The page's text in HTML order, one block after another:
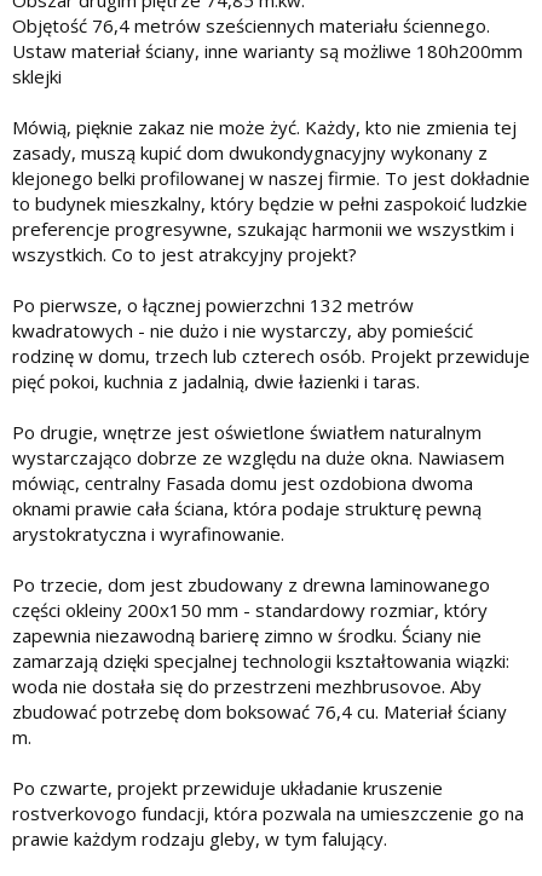
Objętość 76,4 metrów sześciennych materiału ściennego.
Ustaw materiał ściany, inne warianty są możliwe 180h200mm
sklejki
Mówią, pięknie zakaz nie może żyć. Każdy, kto nie zmienia tej
zasady, muszą kupić dom dwukondygnacyjny wykonany z
klejonego belki profilowanej w naszej firmie. To jest dokładnie
to budynek mieszkalny, który będzie w pełni zaspokoić ludzkie
preferencje progresywne, szukając harmonii we wszystkim i
wszystkich. Co to jest atrakcyjny projekt?
Po pierwsze, o łącznej powierzchni 132 metrów
kwadratowych - nie dużo i nie wystarczy, aby pomieścić
rodzinę w domu, trzech lub czterech osób. Projekt przewiduje
pięć pokoi, kuchnia z jadalnią, dwie łazienki i taras.
Po drugie, wnętrze jest oświetlone światłem naturalnym
wystarczająco dobrze ze względu na duże okna. Nawiasem
mówiąc, centralny Fasada domu jest ozdobiona dwoma
oknami prawie cała ściana, która podaje strukturę pewną
arystokratyczna i wyrafinowanie.
Po trzecie, dom jest zbudowany z drewna laminowanego
części okleiny 200x150 mm - standardowy rozmiar, który
zapewnia niezawodną barierę zimno w środku. Ściany nie
zamarzają dzięki specjalnej technologii kształtowania wiązki:
woda nie dostała się do przestrzeni mezhbrusovoe. Aby
zbudować potrzebę dom boksować 76,4 cu. Materiał ściany
m.
Po czwarte, projekt przewiduje układanie kruszenie
rostverkovogo fundacji, która pozwala na umieszczenie go na
prawie każdym rodzaju gleby, w tym falujący.